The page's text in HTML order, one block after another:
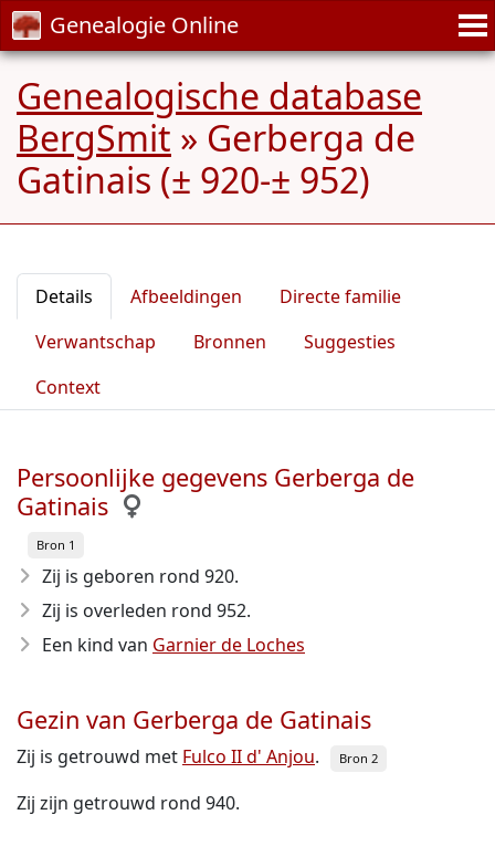
Genealogie Online
Genealogische database
BergSmit » Gerberga de
Gatinais (± 920-± 952)
Details Afbeeldingen
Directe familie
Verwantschap
Bronnen
Suggesties
Context
Persoonlijke gegevens Gerberga de
Gatinais
Bron 1
Zij is geboren rond 920.
Zij is overleden rond 952.
Een kind van Garnier de Loches
Gezin van Gerberga de Gatinais
Zij is getrouwd met Fulco II d' Anjou. Bron 2
Zij zijn getrouwd rond 940.